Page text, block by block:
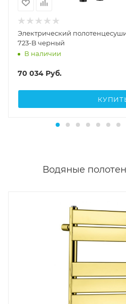
Электрический
723-B черный
В наличии
70 034 Руб.
Водяные